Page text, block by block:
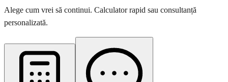
Alege cum vrei să continui. Calculator rapid sau consultanță
personalizată.